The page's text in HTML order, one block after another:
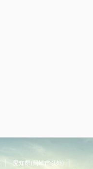
愛知県(岡崎市以外)